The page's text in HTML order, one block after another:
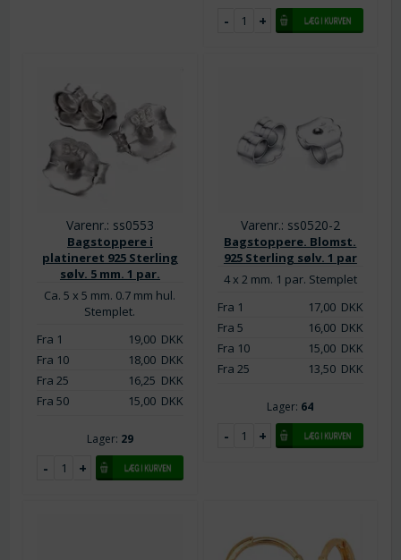
Varenr.: ss0553
Bagstoppere i
platineret 925 Sterling
sølv. 5 mm. 1 par.
Ca. 5 x 5 mm. 0.7 mm hul.
Stemplet.
Fra 1
19,00DKK
Fra 10
18,00DKK
Fra 25
16,25 DKK
Fra 50
15,00DKK
Lager: 29
Varenr.: ss0520-2
Bagstoppere. Blomst.
925 Sterling sølv. 1 par
4 x 2 mm. 1 par. Stemplet
Fra 1
17,00 DKK
Fra 5
16,00 DKK
Fra 10
15,00 DKK
Fra 25
13,50 DKK
Lager: 64